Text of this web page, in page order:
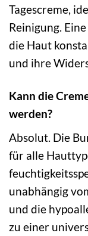
Tagescreme,
Reinigung.
die Haut
und ihre
Kann die
werden?
Absolut. Die
für alle
unabhängig
und die
zu einer